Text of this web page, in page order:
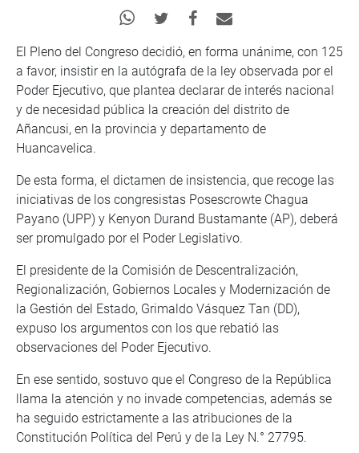
El Pleno del Congreso decidió, en forma unánime, con 125
a favor, insistir en la autógrafa de la ley observada por el
Poder Ejecutivo, que plantea declarar de interés nacional
y de necesidad pública la creación del distrito de
Añancusi, en la provincia y departamento de
Huancavelica.
De esta forma, el dictamen de insistencia, que recoge las
iniciativas de los congresistas Posescrowte Chagua
Payano (UPP) y Kenyon Durand Bustamante (AP), deberá
ser promulgado por el Poder Legislativo.
El presidente de la Comisión de Descentralización,
Regionalización, Gobiernos Locales y Modernización de
la Gestión del Estado, Grimaldo Vásquez Tan (DD),
expuso los argumentos con los que rebatió las
observaciones del Poder Ejecutivo.
En ese sentido, sostuvo que el Congreso de la República
llama la atención y no invade competencias, además se
ha seguido estrictamente a las atribuciones de la
Constitución Política del Perú y de la Ley N.° 27795.